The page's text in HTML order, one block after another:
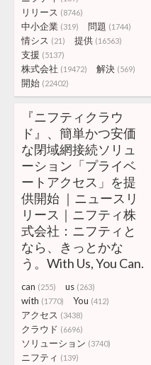
リリース (8746)
中小企業 (319) 問題 (1744)
情シス (21) 提供 (16563)
支援 (5137)
株式会社 (19472) 解決 (569)
開始 (22402)
『ニフティクラウ
ド』、簡単かつ安価
な閉域網接続ソリュ
ーション「プライベ
ートアクセス」を提
供開始 ｜ニュースリ
リース｜ニフティ株
式会社：ニフティと
なら、きっとかな
う。With Us, You Can.
can (255) us (263)
with (1770) You (412)
アクセス (3438)
クラウド (6696)
ソリューション (3740)
ニフティ (139)